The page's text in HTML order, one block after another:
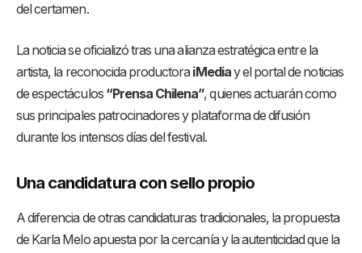
del certamen.
La noticia se oficializó tras una alianza estratégica entre la
artista, la reconocida productora iMediay el portal de noticias
de espectáculos “Prensa Chilena”, quienes actuarán como
sus principales patrocinadores y plataforma de difusión
durante los intensos días del festival.
Una candidatura con sello propio
A diferencia de otras candidaturas tradicionales, la propuesta
de Karla Melo apuesta por la cercanía y la autenticidad que la